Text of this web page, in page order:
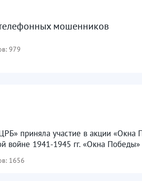
мошенников
979
приняла участие в акции
войне 1941-1945 гг. «Окна
1656